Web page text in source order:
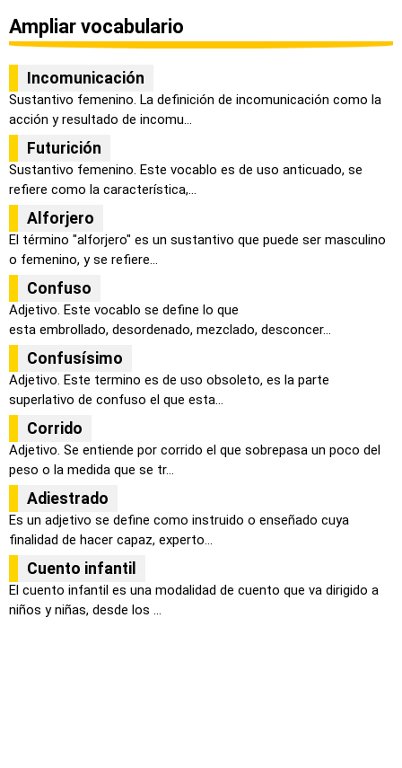
Ampliar vocabulario
Incomunicación
Sustantivo femenino. La definición de incomunicación como la
acción y resultado de incomu...
Futurición
Sustantivo femenino. Este vocablo es de uso anticuado, se
refiere como la característica,...
Alforjero
El término "alforjero" es un sustantivo que puede ser masculino
o femenino, y se refiere...
Confuso
Adjetivo. Este vocablo se define lo que
esta embrollado, desordenado, mezclado, desconcer...
Confusísimo
Adjetivo. Este termino es de uso obsoleto, es la parte
superlativo de confuso el que esta...
Corrido
Adjetivo. Se entiende por corrido el que sobrepasa un poco del
peso o la medida que se tr...
Adiestrado
Es un adjetivo se define como instruido o enseñado cuya
finalidad de hacer capaz, experto...
Cuento infantil
El cuento infantil es una modalidad de cuento que va dirigido a
niños y niñas, desde los ...